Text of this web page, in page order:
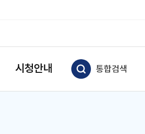
시청안내 통합검색